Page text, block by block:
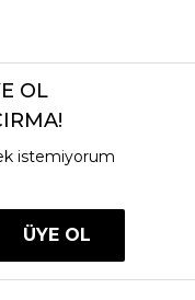
OL
istemiyorum
ÜYE OL